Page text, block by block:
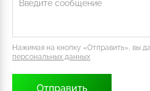
Нажимая на кнопку «Отправить», вы
персональных данных